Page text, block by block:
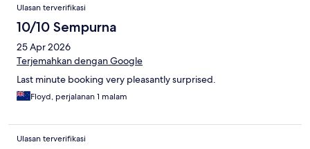
Ulasan terverifikasi
10/10 Sempurna
25 Apr 2026
Terjemahkan dengan Google
Last minute booking very pleasantly surprised.
Floyd, perjalanan 1 malam
Ulasan terverifikasi